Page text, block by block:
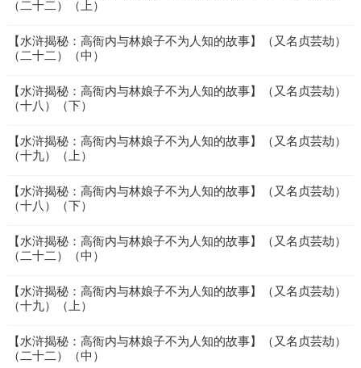
（二十二）（上）
【水浒揭秘：高衙内与林娘子不为人知的故事】（又名贞芸劫）
（二十二）（中）
【水浒揭秘：高衙内与林娘子不为人知的故事】（又名贞芸劫）
（十八）（下）
【水浒揭秘：高衙内与林娘子不为人知的故事】（又名贞芸劫）
（十九）（上）
【水浒揭秘：高衙内与林娘子不为人知的故事】（又名贞芸劫）
（十八）（下）
【水浒揭秘：高衙内与林娘子不为人知的故事】（又名贞芸劫）
（二十二）（中）
【水浒揭秘：高衙内与林娘子不为人知的故事】（又名贞芸劫）
（十九）（上）
【水浒揭秘：高衙内与林娘子不为人知的故事】（又名贞芸劫）
（二十二）（中）